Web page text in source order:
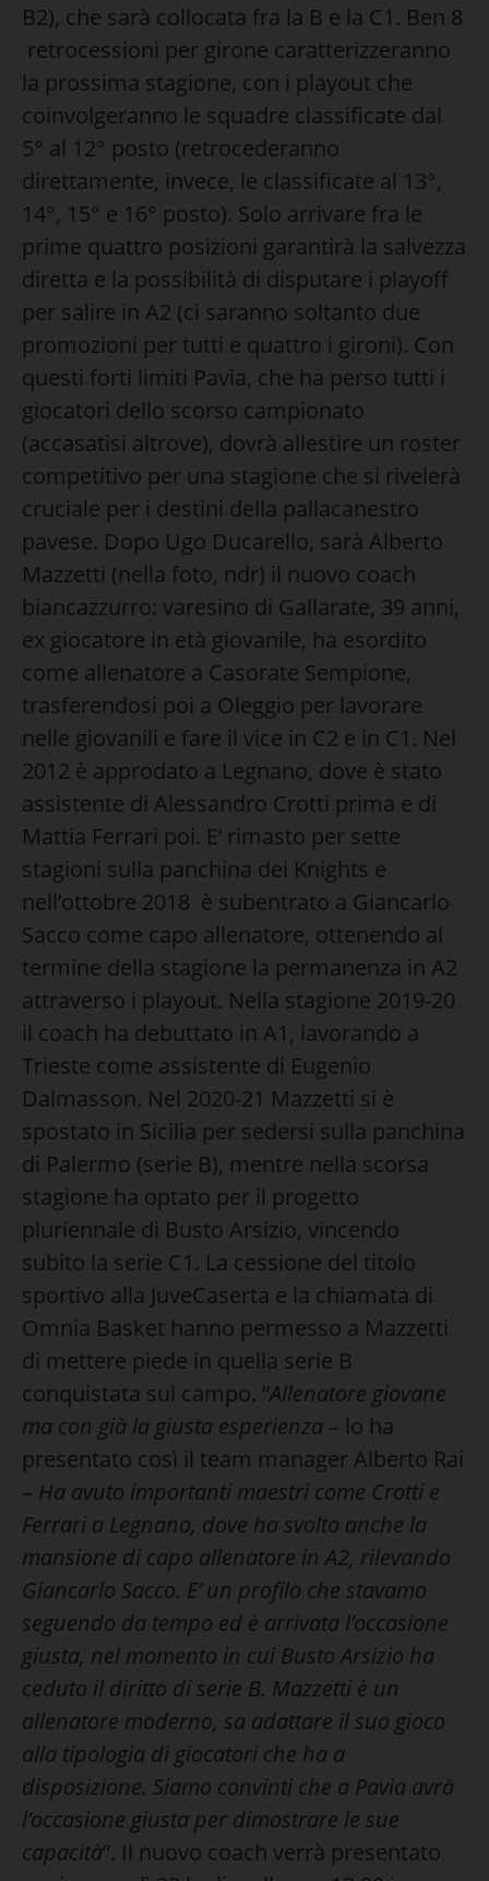
B2), che sarà collocata fra la B e la C1. Ben 8
retrocessioni per girone caratterizzeranno
la prossima stagione, con i playout che
coinvolgeranno le squadre classificate dal
5° al 12° posto (retrocederanno
direttamente, invece, le classificate al 13°,
14°, 15° e 16° posto). Solo arrivare fra le
prime quattro posizioni garantirà la salvezza
diretta e la possibilità di disputare i playoff
per salire in A2 (ci saranno soltanto due
promozioni per tutti e quattro i gironi). Con
questi forti limiti Pavia, che ha perso tutti i
giocatori dello scorso campionato
(accasatisi altrove), dovrà allestire un roster
competitivo per una stagione che si rivelerà
cruciale per i destini della pallacanestro
pavese. Dopo Ugo Ducarello, sarà Alberto
Mazzetti (nella foto, ndr) il nuovo coach
biancazzurro: varesino di Gallarate, 39 anni,
ex giocatore in età giovanile, ha esordito
come allenatore a Casorate Sempione,
trasferendosi poi a Oleggio per lavorare
nelle giovanili e fare il vice in C2 e in C1. Nel
2012 è approdato a Legnano, dove è stato
assistente di Alessandro Crotti prima e di
Mattia Ferrari poi. E’ rimasto per sette
stagioni sulla panchina dei Knights e
nell’ottobre 2018 è subentrato a Giancarlo
Sacco come capo allenatore, ottenendo al
termine della stagione la permanenza in A2
attraverso i playout. Nella stagione 2019-20
il coach ha debuttato in A1, lavorando a
Trieste come assistente di Eugenio
Dalmasson. Nel 2020-21 Mazzetti si è
spostato in Sicilia per sedersi sulla panchina
di Palermo (serie B), mentre nella scorsa
stagione ha optato per il progetto
pluriennale di Busto Arsizio, vincendo
subito la serie C1. La cessione del titolo
sportivo alla JuveCaserta e la chiamata di
Omnia Basket hanno permesso a Mazzetti
di mettere piede in quella serie B
conquistata sul campo. “Allenatore giovane
ma con già la giusta esperienza – lo ha
presentato così il team manager Alberto Rai
– Ha avuto importanti maestri come Crotti e
Ferrari a Legnano, dove ha svolto anche la
mansione di capo allenatore in A2, rilevando
Giancarlo Sacco. E’ un profilo che stavamo
seguendo da tempo ed è arrivata l’occasione
giusta, nel momento in cui Busto Arsizio ha
ceduto il diritto di serie B. Mazzetti è un
allenatore moderno, sa adattare il suo gioco
alla tipologia di giocatori che ha a
disposizione. Siamo convinti che a Pavia avrà
l’occasione giusta per dimostrare le sue
capacità“. Il nuovo coach verrà presentato